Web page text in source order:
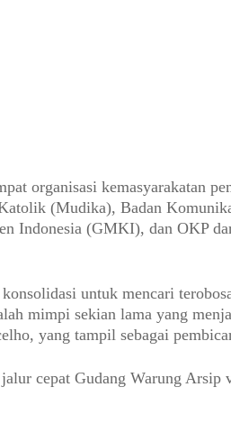
organisasi kemasyarakatan
(Mudika), Badan
Indonesia (GMKI), dan OKP
untuk mencari
mimpi sekian lama yang
yang tampil sebagai
cepat Gudang Warung Arsip